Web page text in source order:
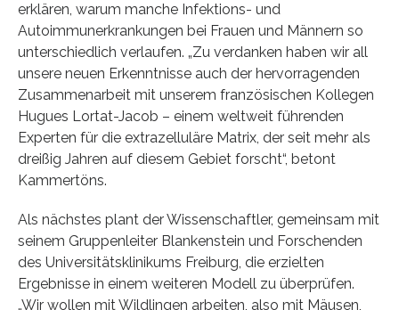
erklären, warum manche Infektions- und
Autoimmunerkrankungen bei Frauen und Männern so
unterschiedlich verlaufen. „Zu verdanken haben wir all
unsere neuen Erkenntnisse auch der hervorragenden
Zusammenarbeit mit unserem französischen Kollegen
Hugues Lortat-Jacob – einem weltweit führenden
Experten für die extrazelluläre Matrix, der seit mehr als
dreißig Jahren auf diesem Gebiet forscht“, betont
Kammertöns.
Als nächstes plant der Wissenschaftler, gemeinsam mit
seinem Gruppenleiter Blankenstein und Forschenden
des Universitätsklinikums Freiburg, die erzielten
Ergebnisse in einem weiteren Modell zu überprüfen.
„Wir wollen mit Wildlingen arbeiten, also mit Mäusen,